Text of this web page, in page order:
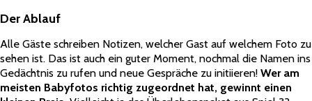
Der Ablauf
Alle Gäste schreiben Notizen, welcher Gast auf welchem Foto zu
sehen ist. Das ist auch ein guter Moment, nochmal die Namen ins
Gedächtnis zu rufen und neue Gespräche zu initiieren! Wer am
meisten Babyfotos richtig zugeordnet hat, gewinnt einen